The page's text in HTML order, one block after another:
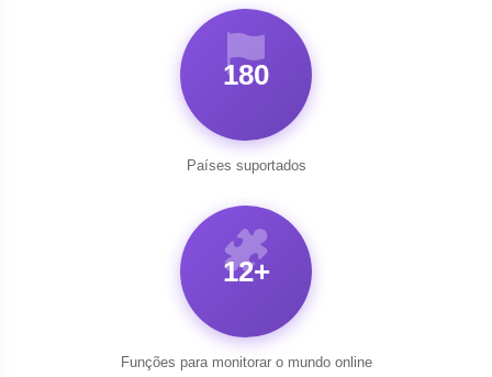
180
Países suportados
12+
Funções para monitorar o mundo online